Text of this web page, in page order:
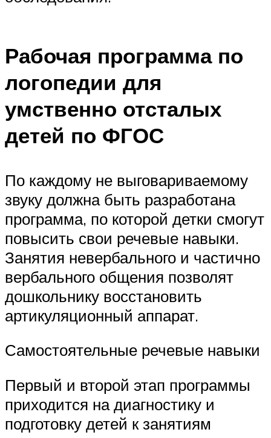
Рабочая программа по
логопедии для
умственно отсталых
детей по ФГОС
По каждому не выговариваемому
звуку должна быть разработана
программа, по которой детки смогут
повысить свои речевые навыки.
Занятия невербального и частично
вербального общения позволят
дошкольнику восстановить
артикуляционный аппарат.
Самостоятельные речевые навыки
Первый и второй этап программы
приходится на диагностику и
подготовку детей к занятиям